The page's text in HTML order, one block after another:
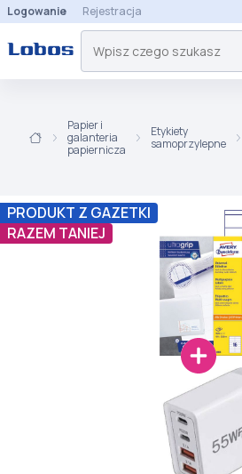
Logowanie Rejestracja
Papier i
galanteria
papiernicza
Etykiety
samoprzylepne
PRODUKT Z GAZETKI
RAZEM TANIEJ